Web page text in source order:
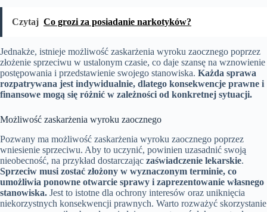
Czytaj Co grozi za posiadanie narkotyków?
Jednakże, istnieje możliwość zaskarżenia wyroku zaocznego poprzez
złożenie sprzeciwu w ustalonym czasie, co daje szansę na wznowienie
postępowania i przedstawienie swojego stanowiska. Każda sprawa
rozpatrywana jest indywidualnie, dlatego konsekwencje prawne i
finansowe mogą się różnić w zależności od konkretnej sytuacji.
Możliwość zaskarżenia wyroku zaocznego
Pozwany ma możliwość zaskarżenia wyroku zaocznego poprzez
wniesienie sprzeciwu. Aby to uczynić, powinien uzasadnić swoją
nieobecność, na przykład dostarczając zaświadczenie lekarskie.
Sprzeciw musi zostać złożony w wyznaczonym terminie, co
umożliwia ponowne otwarcie sprawy i zaprezentowanie własnego
stanowiska. Jest to istotne dla ochrony interesów oraz uniknięcia
niekorzystnych konsekwencji prawnych. Warto rozważyć skorzystanie